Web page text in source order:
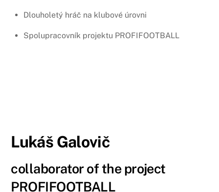
Dlouholetý hráč na klubové úrovni
Spolupracovník projektu PROFIFOOTBALL
Lukáš Galovič
collaborator of the project
PROFIFOOTBALL